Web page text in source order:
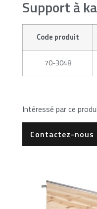
Support à
Code produit
70-3048
Intéressé par ce
Contactez-nous